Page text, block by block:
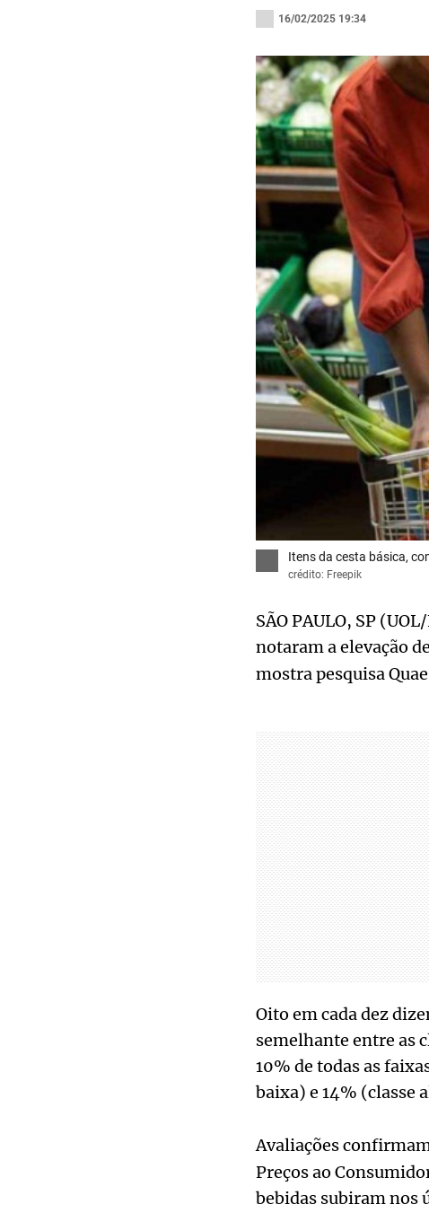
16/02/2025 19:34
Itens da cesta básica,
crédito: Freepik
SÃO PAULO, SP
notaram a elevação de
mostra pesquisa
Oito em cada dez
semelhante entre as
10% de todas as
baixa) e 14% (classe
Avaliações
Preços ao
bebidas subiram nos